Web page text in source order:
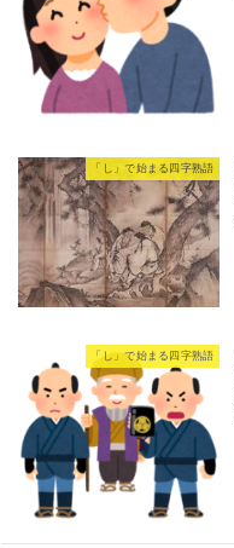
「し」で始まる四字熟語
「し」で始まる四字熟語